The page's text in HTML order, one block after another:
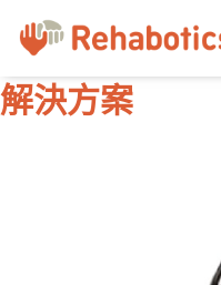
要
內
解決方案